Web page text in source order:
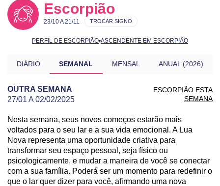
Escorpião
23/10 A 21/11
PERFIL DE ESCORPIÃO•ASCENDENTE EM ESCORPIÃO
TROCAR SIGNO
DIÁRIO SEMANAL MENSAL ANUAL (2026)
OUTRA SEMANA
27/01 A 02/02/2025
ESCORPIÃO ESTA
SEMANA
PREVISÃO DE ESCORPIÃO PARA OUTRA
Nesta semana, seus novos começos estarão mais
voltados para o seu lar e a sua vida emocional. A Lua
Nova representa uma oportunidade criativa para
transformar seu espaço pessoal, seja físico ou
psicologicamente, e mudar a maneira de você se conectar
com a sua família. Poderá ser um momento para redefinir o
que o lar quer dizer para você, afirmando uma nova